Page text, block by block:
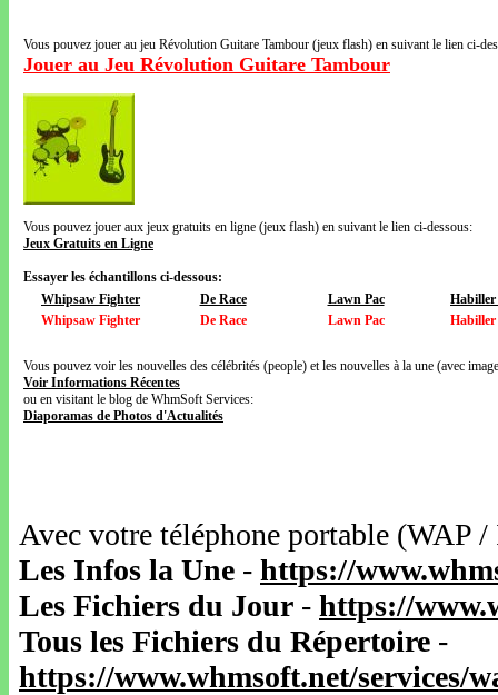
Vous pouvez jouer au jeu Révolution Guitare Tambour (jeux flash) en suivant le lien ci-
Jouer au Jeu Révolution Guitare Tambour
Vous pouvez jouer aux jeux gratuits en ligne (jeux flash) en suivant le lien ci-dessous:
Jeux Gratuits en Ligne
Essayer les échantillons ci-dessous:
Whipsaw Fighter
De Race Lawn Pac
Whipsaw Fighter
De Race Lawn Pac
Vous pouvez voir les nouvelles des célébrités (people) et les nouvelles à la une (avec
Voir Informations Récentes
ou en visitant le blog de WhmSoft Services:
Diaporamas de Photos d'Actualités
Avec votre téléphone portable
Les Infos la Une - https://
Les Fichiers du Jour - https://
Tous les Fichiers du Répertoire -
https://www.whmsoft.net/services/